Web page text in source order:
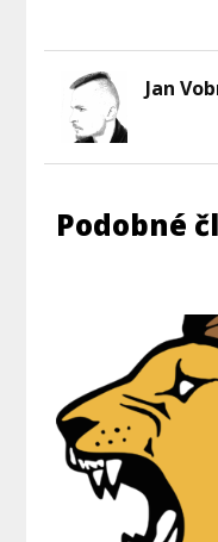
Jan
Podobné